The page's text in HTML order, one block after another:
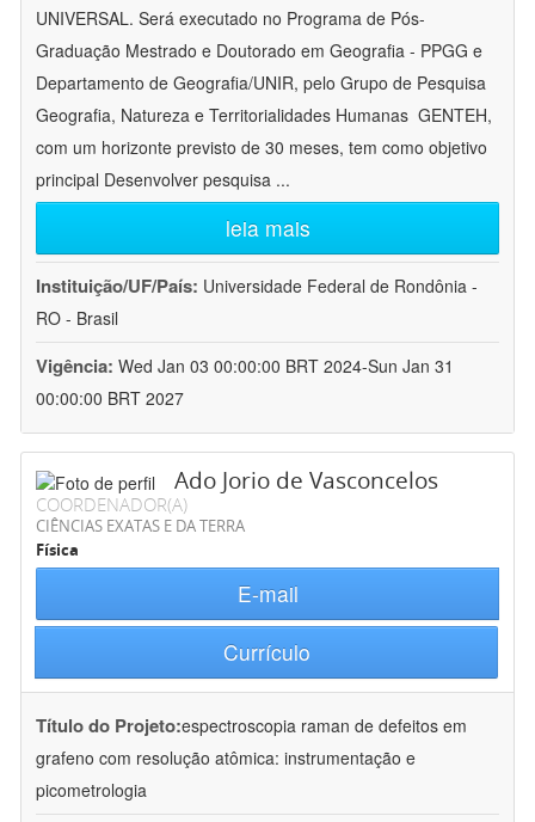
UNIVERSAL. Será executado no Programa de Pós-
Graduação Mestrado e Doutorado em Geografia - PPGG e
Departamento de Geografia/UNIR, pelo Grupo de Pesquisa
Geografia, Natureza e Territorialidades Humanas  GENTEH,
com um horizonte previsto de 30 meses, tem como objetivo
principal Desenvolver pesquisa ...
leia mais
Instituição/UF/País: Universidade Federal de Rondônia -
RO - Brasil
Vigência: Wed Jan 03 00:00:00 BRT 2024-Sun Jan 31
00:00:00 BRT 2027
Ado Jorio de Vasconcelos
COORDENADOR(A)
CIÊNCIAS EXATAS E DA TERRA
Física
E-mail
Currículo
Título do Projeto:espectroscopia raman de defeitos em
grafeno com resolução atômica: instrumentação e
picometrologia